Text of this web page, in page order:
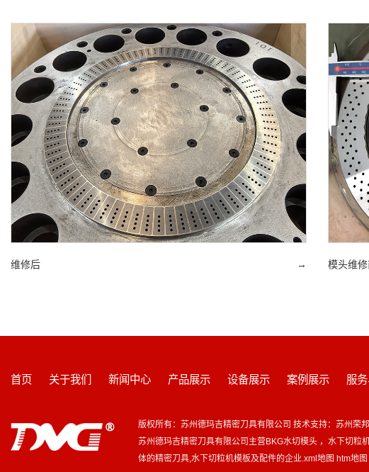
→
维修后 模头维
首页 关于我们 新闻中心 产品展示 设备展示 案例展示 服
版权所有：苏州德玛吉精密刀具有限公司 技术支持： 苏州荣邦
苏州德玛吉精密刀具有限公司主营 BKG水切模头 ， 水下切粒
体的精密刀具,水下切粒机模板及配件的企业.xml地图 htm地图